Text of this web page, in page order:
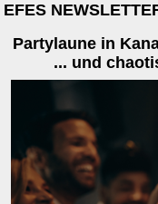
EFES
Partylaune in
... und